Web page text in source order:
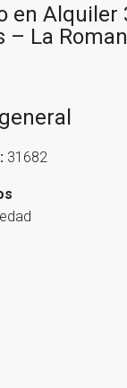
en Alquiler
– La
31682